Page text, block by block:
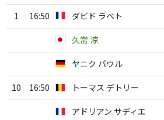
1 16:50 ダビド ラベト
久常 涼
ヤニク パウル
10 16:50 トーマス デトリー
アドリアン サディエ